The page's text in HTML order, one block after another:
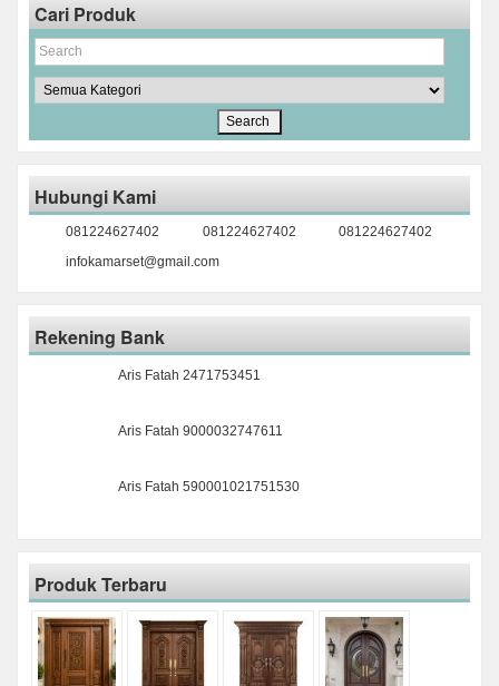
Cari Produk
Hubungi Kami
081224627402 081224627402
081224627402
infokamarset@gmail.com
Rekening Bank
Aris Fatah 2471753451
Aris Fatah 9000032747611
Aris Fatah 590001021751530
Produk Terbaru